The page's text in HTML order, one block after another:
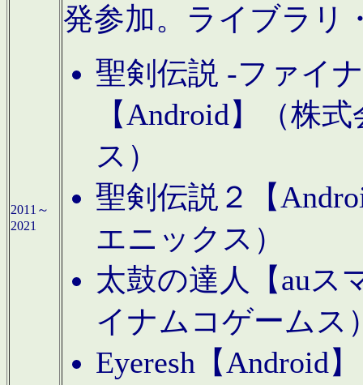
2011～
2021
発参加。ライブラリ
聖剣伝説 -ファイ
【Android】（株
ス）
聖剣伝説２【
エニックス）
太鼓の達人【auス
イナムコゲームス
Eyeresh【Android